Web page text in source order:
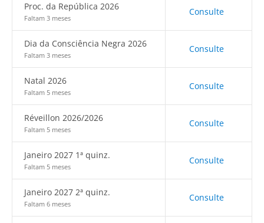
Proc. da República 2026
Faltam 3 meses
Consulte
Dia da Consciência Negra 2026
Faltam 3 meses
Consulte
Natal 2026
Faltam 5 meses
Consulte
Réveillon 2026/2026
Faltam 5 meses
Consulte
Janeiro 2027 1ª quinz.
Faltam 5 meses
Consulte
Janeiro 2027 2ª quinz.
Faltam 6 meses
Consulte